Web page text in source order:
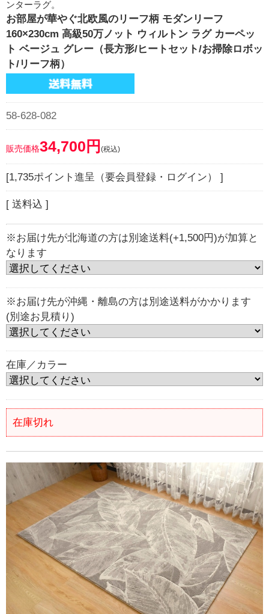
ンターラグ。
お部屋が華やぐ北欧風のリーフ柄 モダンリーフ
160×230cm 高級50万ノット ウィルトン ラグ カーペッ
ト ベージュ グレー（長方形/ヒートセット/お掃除ロボッ
ト/リーフ柄）
58-628-082
販売価格34,700円 (税込)
[1,735ポイント進呈（要会員登録・ログイン） ]
[ 送料込 ]
※お届け先が北海道の方は別途送料(+1,500円)が加算と
なります
※お届け先が沖縄・離島の方は別途送料がかかります
(別途お見積り)
在庫／カラー
在庫切れ